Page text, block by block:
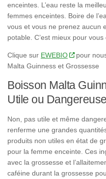
enceintes. L’eau reste la
femmes enceintes. Boire de
vous et vous ne prenez aucun
potable. C’est mieux pour
Clique sur EWEBIO
pour
Malta Guinness et Grossesse
Boisson Malta
Utile ou Dangereuse
Non, pas utile et même
renferme une grandes
produits non utiles en état de
pour la femme enceinte. Ces
avec la grossesse et
caféine durant la grossesse